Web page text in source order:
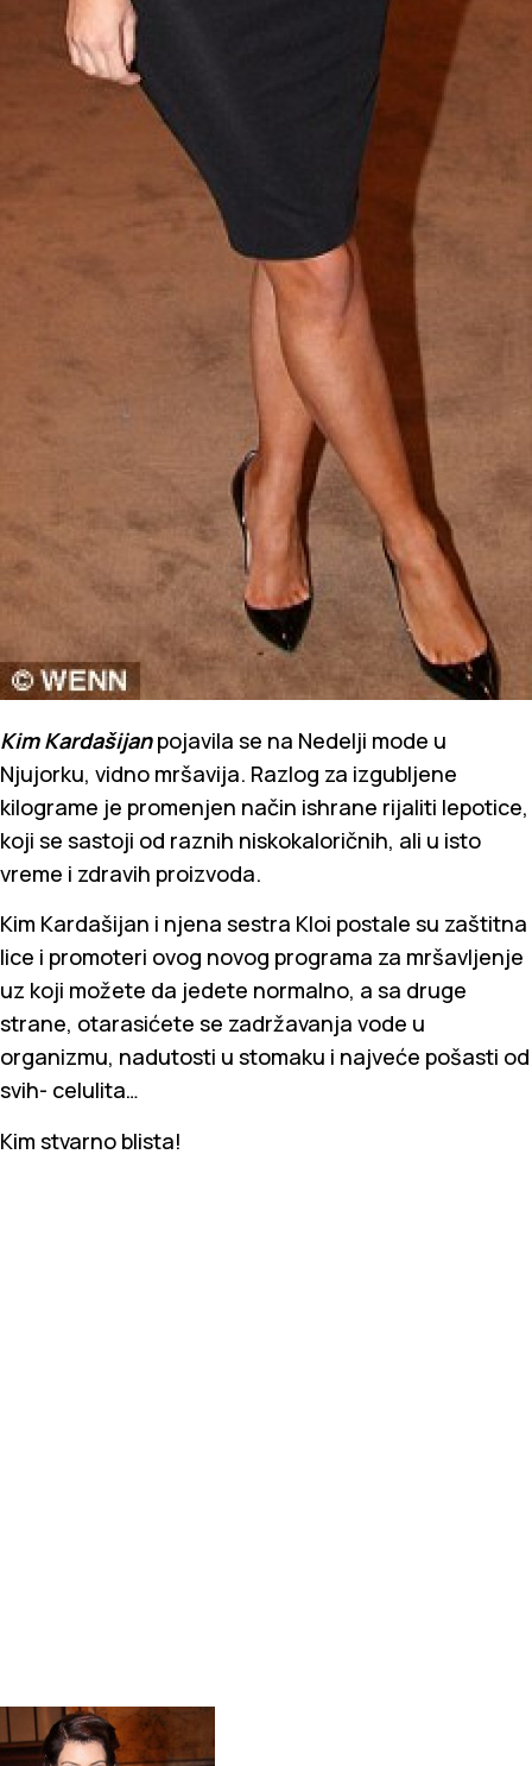
Kim Kardašijanpojavila se na Nedelji mode u
Njujorku, vidno mršavija. Razlog za izgubljene
kilograme je promenjen način ishrane rijaliti lepotice,
koji se sastoji od raznih niskokaloričnih, ali u isto
vreme i zdravih proizvoda.
Kim Kardašijan i njena sestra Kloi postale su zaštitna
lice i promoteri ovog novog programa za mršavljenje
uz koji možete da jedete normalno, a sa druge
strane, otarasićete se zadržavanja vode u
organizmu, nadutosti u stomaku i najveće pošasti od
svih- celulita…
Kim stvarno blista!